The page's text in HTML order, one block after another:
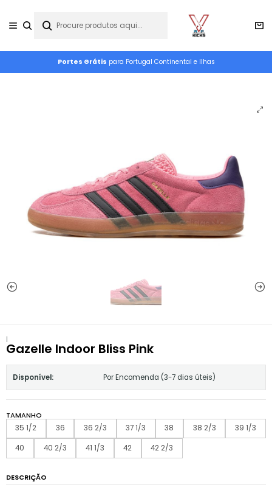
Portes Grátis para Portugal Continental e Ilhas
|
Gazelle Indoor Bliss Pink
Disponível: Por Encomenda (3-7 dias úteis)
TAMANHO
35 1/2
36 36 2/3 37 1/3 38 38 2/3 39 1/3
40 40 2/3 41 1/3 42 42 2/3
DESCRIÇÃO